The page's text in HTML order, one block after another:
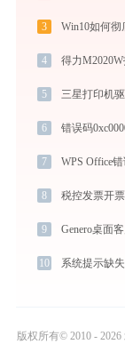
3
4 得力
5 三星打印机
6 错误码
7
8 税控发票开票
9
10 系统提示缺
版权所有© 2010 -